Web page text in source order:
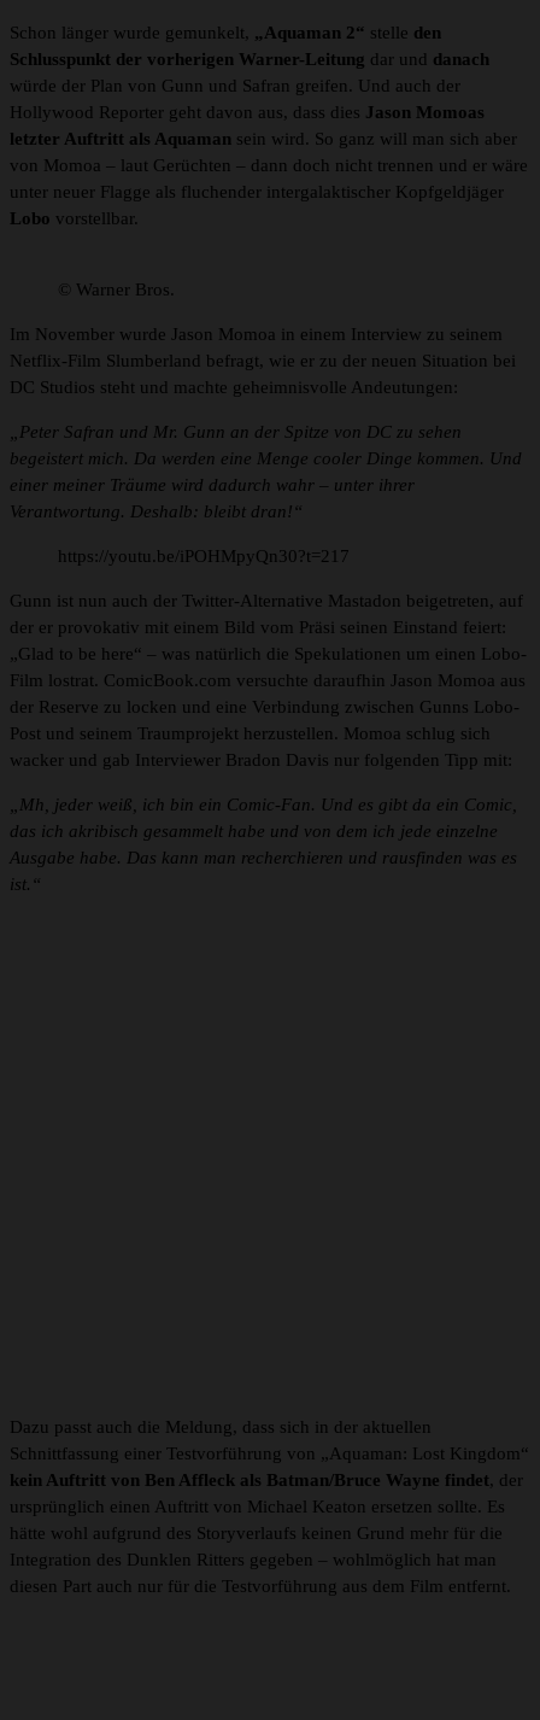
Schon länger wurde gemunkelt, „Aquaman 2“ stelle den
Schlusspunkt der vorherigen Warner-Leitung dar und danach
würde der Plan von Gunn und Safran greifen. Und auch der
Hollywood Reporter geht davon aus, dass dies Jason Momoas
letzter Auftritt als Aquaman sein wird. So ganz will man sich aber
von Momoa – laut Gerüchten – dann doch nicht trennen und er wäre
unter neuer Flagge als fluchender intergalaktischer Kopfgeldjäger
Lobo vorstellbar.
© Warner Bros.
Im November wurde Jason Momoa in einem Interview zu seinem
Netflix-Film Slumberland befragt, wie er zu der neuen Situation bei
DC Studios steht und machte geheimnisvolle Andeutungen:
„Peter Safran und Mr. Gunn an der Spitze von DC zu sehen
begeistert mich. Da werden eine Menge cooler Dinge kommen. Und
einer meiner Träume wird dadurch wahr – unter ihrer
Verantwortung. Deshalb: bleibt dran!“
https://youtu.be/iPOHMpyQn30?t=217
Gunn ist nun auch der Twitter-Alternative Mastadon beigetreten, auf
der er provokativ mit einem Bild vom Präsi seinen Einstand feiert:
„Glad to be here“ – was natürlich die Spekulationen um einen Lobo-
Film lostrat. ComicBook.com versuchte daraufhin Jason Momoa aus
der Reserve zu locken und eine Verbindung zwischen Gunns Lobo-
Post und seinem Traumprojekt herzustellen. Momoa schlug sich
wacker und gab Interviewer Bradon Davis nur folgenden Tipp mit:
„Mh, jeder weiß, ich bin ein Comic-Fan. Und es gibt da ein Comic,
das ich akribisch gesammelt habe und von dem ich jede einzelne
Ausgabe habe. Das kann man recherchieren und rausfinden was es
ist.“
Dazu passt auch die Meldung, dass sich in der aktuellen
Schnittfassung einer Testvorführung von „Aquaman: Lost Kingdom“
kein Auftritt von Ben Affleck als Batman/Bruce Wayne findet, der
ursprünglich einen Auftritt von Michael Keaton ersetzen sollte. Es
hätte wohl aufgrund des Storyverlaufs keinen Grund mehr für die
Integration des Dunklen Ritters gegeben – wohlmöglich hat man
diesen Part auch nur für die Testvorführung aus dem Film entfernt.